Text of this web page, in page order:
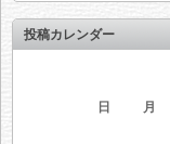
投稿カレンダー
日
月